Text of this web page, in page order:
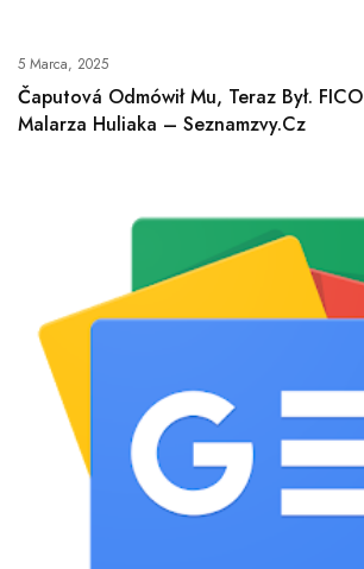
5 Marca, 2025
Čaputová Odmówił Mu, Teraz Był.
Malarza Huliaka – Seznamzvy.cz